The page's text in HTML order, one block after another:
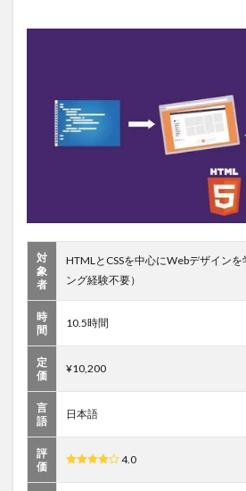
対
象
者
HTMLとCSSを中心にWebデザイン
ング経験不要）
時
間
10.5時間
定
価
¥10,200
言
語
日本語
評
価
4.0